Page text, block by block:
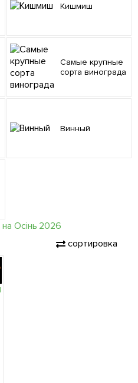
Кишмиш
Самые крупные
сорта винограда
Винный
сортировка